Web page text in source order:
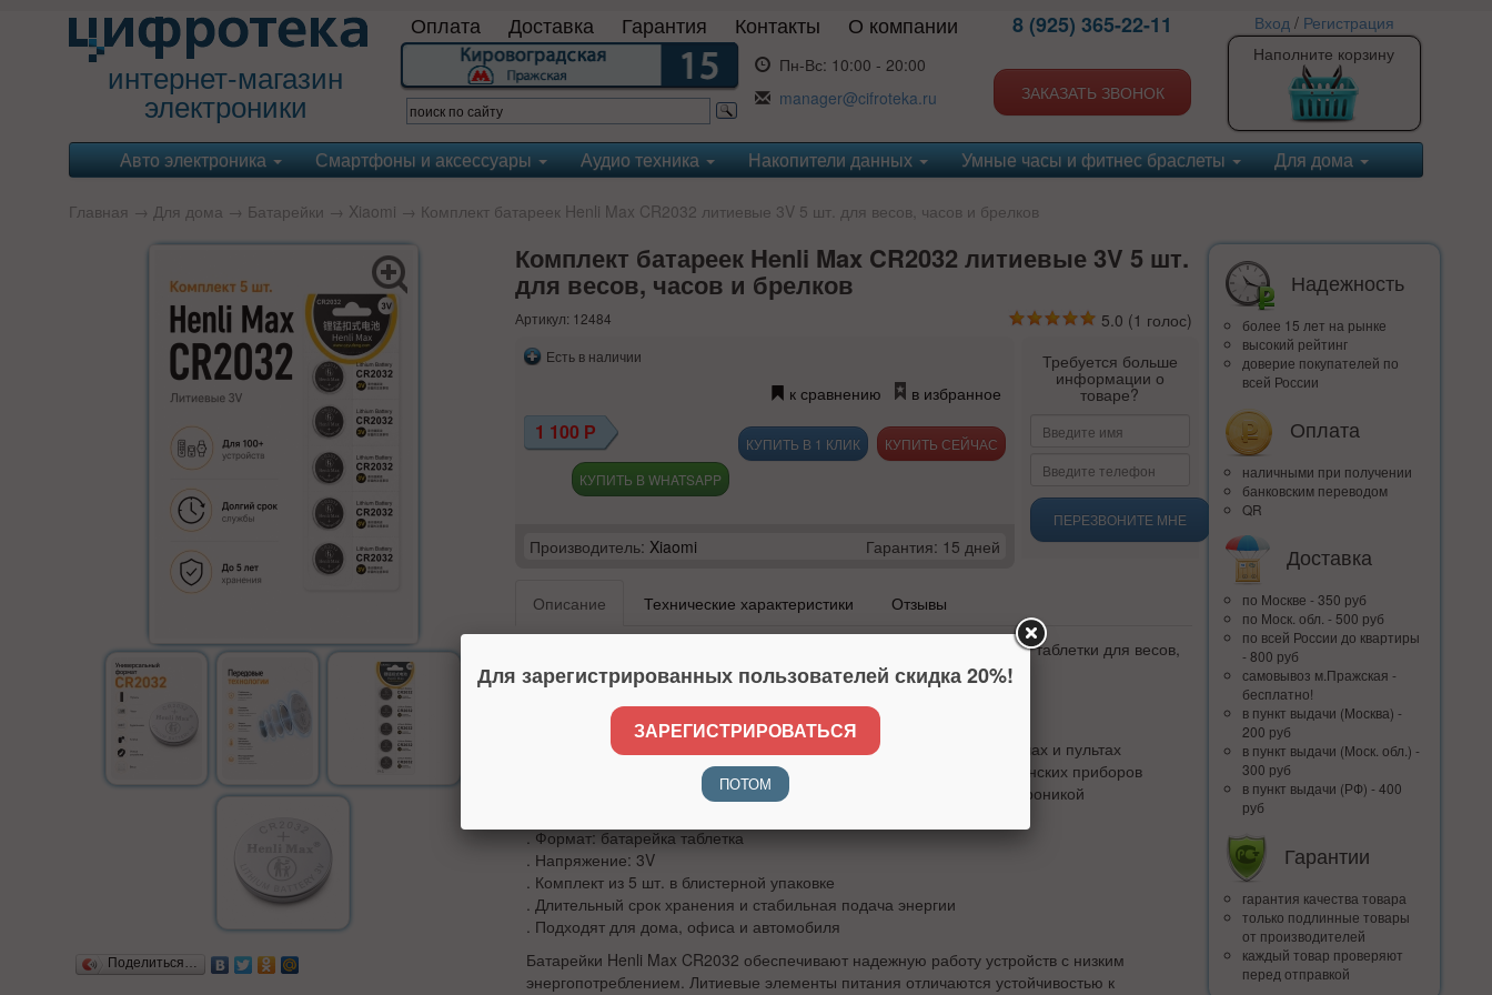
интернет-магазин
электроники
Оплата Доставка Гарантия Контакты О компании
Пн-Вс: 10:00 - 20:00
manager@cifroteka.ru
8 (925) 365-22-11
ЗАКАЗАТЬ ЗВОНОК
Вход/ Регистрация
Наполните корзину
Авто электроника Смартфоны и аксессуары Аудио техника Накопители данных Умные часы и фитнес браслеты Для дома
Главная → Для дома → Батарейки → Xiaomi → Комплект батареек Henli Max CR2032 литиевые 3V 5 шт. для весов, часов и брелков
Поделиться…
Комплект батареек Henli Max CR2032 литиевые 3V 5 шт.
для весов, часов и брелков
Артикул: 12484 5.0 (1 голос)
Есть в наличии
к сравнению в избранное
1 100 Р
КУПИТЬ В 1 КЛИК
КУПИТЬ В WHATSAPP
Производитель: Xiaomi Гарантия: 15 дней
Требуется больше
информации о
товаре?
ПЕРЕЗВОНИТЕ МНЕ
Описание Технические характеристики Отзывы
Комплект батареек Henli Max CR2032 литиевые 3V 5 шт. - батарейки таблетки для весов,
часов, брелков, автомобильных ключей и пультов.
. Литиевые батарейки CR2032 3V для электронных устройств
. Подходят для кухонных и напольных весов
. Используются в часах, брелках сигнализации, автомобильных ключах и пультах
. Подходят для глюкометров, термометров, калькуляторов и медицинских приборов
. Совместимы с датчиками, детскими игрушками и небольшой электроникой
. Формат: батарейка таблетка
. Напряжение: 3V
. Комплект из 5 шт. в блистерной упаковке
. Длительный срок хранения и стабильная подача энергии
. Подходят для дома, офиса и автомобиля
Батарейки Henli Max CR2032 обеспечивают надежную работу устройств с низким
энергопотреблением. Литиевые элементы питания отличаются устойчивостью к
Надежность
более 15 лет на рынке
высокий рейтинг
доверие покупателей по
всей России
Оплата
наличными при получении
банковским переводом
QR
Доставка
по Москве - 350 руб
по Моск. обл. - 500 руб
по всей Росcии до квартиры
- 800 руб
самовывоз м.Пражская -
бесплатно!
в пункт выдачи (Москва) -
200 руб
в пункт выдачи (Моск. обл.) -
300 руб
в пункт выдачи (РФ) - 400
руб
Гарантии
гарантия качества товара
только подлинные товары
от производителей
каждый товар проверяют
перед отправкой
Для зарегистрированных пользователей скидка 20%!
ЗАРЕГИСТРИРОВАТЬСЯ
ПОТОМ